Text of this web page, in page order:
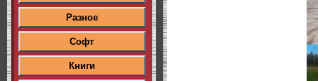
Разное
Софт
Книги